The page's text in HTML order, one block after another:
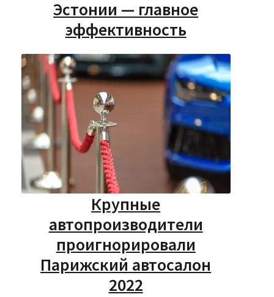
Эстонии — главное
эффективность
Крупные
автопроизводители
проигнорировали
Парижский автосалон
2022